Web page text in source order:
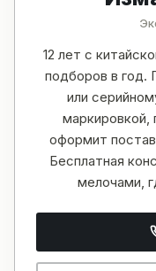
12 лет с
подборов в год.
или
маркировкой,
оформит
Бесплатная
мелочами,